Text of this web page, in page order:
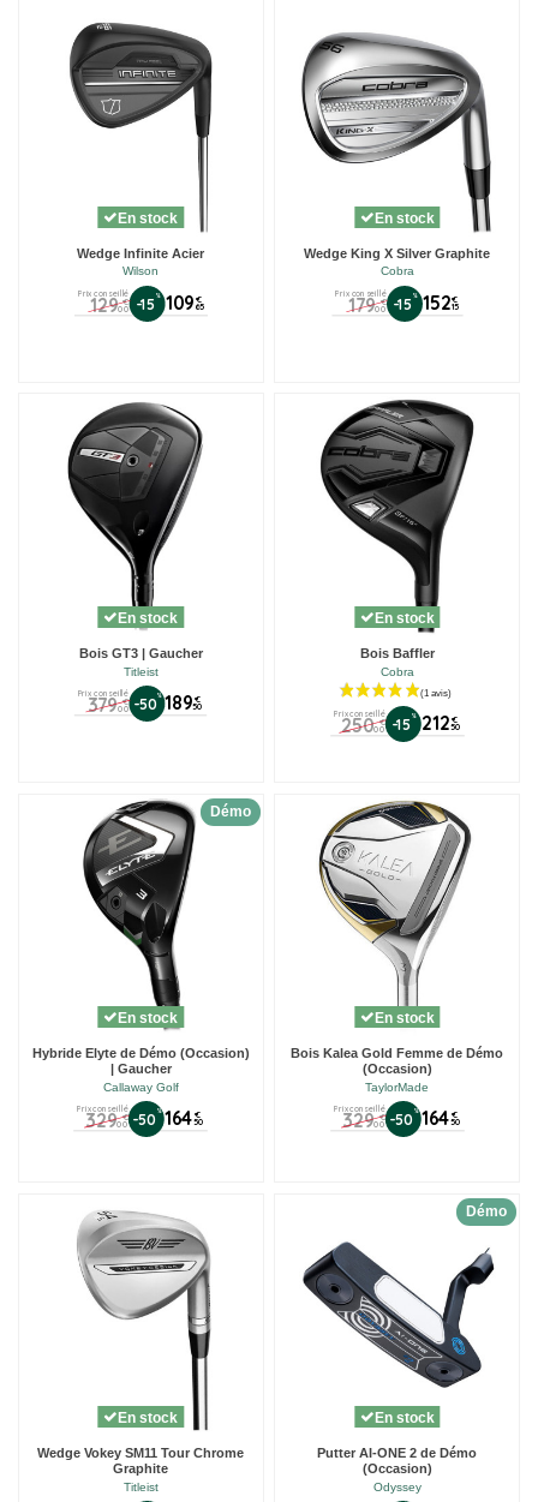
En stock
Wedge Infinite Acier
Wilson
Prix conseillé
129 €
00 -15 % 109 €
65
En stock
Wedge King X Silver Graphite
Cobra
Prix conseillé
179 €
00 -15 % 152€
15
En stock
Bois GT3 | Gaucher
Titleist
Prix conseillé
379 €
00 -50% 189 €
50
En stock
Bois Baffler
Cobra
Prix conseillé
250 €
00 -15 % 212 €
50
Démo
En stock
Hybride Elyte de Démo (Occasion)
| Gaucher
Callaway Golf
Prix conseillé
329 €
00 -50% 164 €
50
En stock
Bois Kalea Gold Femme de Démo
(Occasion)
TaylorMade
Prix conseillé
329 €
00 -50 % 164 €
50
En stock
Wedge Vokey SM11 Tour Chrome
Graphite
Titleist
Démo
En stock
Putter AI-ONE 2 de Démo
(Occasion)
Odyssey